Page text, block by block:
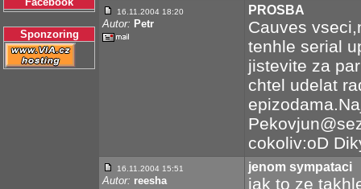
Sponzoring
16.11.2004 18:20
Autor: Petr
PROSBA
Cauves
tenhle serial
jistevite za
chtel udelat
cokoliv:oD
16.11.2004 15:51
Autor: reesha
jenom sympataci
jak to ze